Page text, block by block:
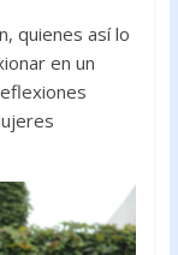
quienes así lo
en un